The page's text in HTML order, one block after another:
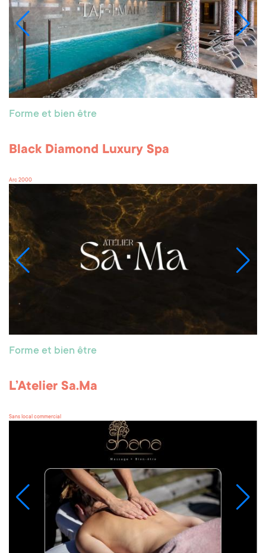
Forme et bien être
Black Diamond Luxury Spa
Arc 2000
Forme et bien être
L’Atelier Sa.Ma
Sans local commercial